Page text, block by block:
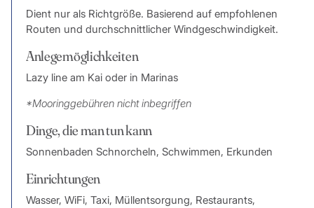
Dient nur als Richtgröße. Basierend auf empfohlenen
Routen und durchschnittlicher Windgeschwindigkeit.
Anlegemöglichkeiten
Lazy line am Kai oder in Marinas
*Mooringgebühren nicht inbegriffen
Dinge, die man tun kann
Sonnenbaden Schnorcheln, Schwimmen, Erkunden
Einrichtungen
Wasser, WiFi, Taxi, Müllentsorgung, Restaurants,